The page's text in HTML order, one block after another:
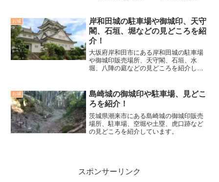
した。しかし、天守は築かれず、代わり
に本丸御殿や...
お城
岸和田城の駐車場や御城印、天守
閣、石垣、堀などの見どころを紹
介！
大坂府岸和田市にある岸和田城の駐車場
や御城印販売場所、天守閣、石垣、水
堀、八陣の庭などの見どころを紹介して
お城
島崎城の御城印や駐車場、見どこ
ろを紹介！
茨城県潮来市にある島崎城の御城印販売
場所、駐車場、空堀や土塁、虎口跡など
の見どころを紹介しています。
スポンサーリンク